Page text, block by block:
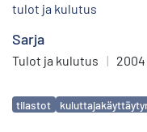
tulot ja kulutus
Sarja
Tulot ja kulutus |
Avainsanat
tilastot